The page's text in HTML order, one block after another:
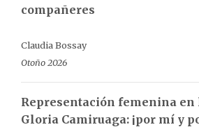
compañeres
Claudia Bossay
Otoño 2026
Representación femenina en
Gloria Camiruaga: ¡por mí y